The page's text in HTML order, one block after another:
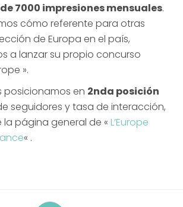
7000 impresiones mensuales.
cómo referente para otras
de Europa en el país,
a lanzar su propio concurso
».
posicionamos en 2nda posición
seguidores y tasa de interacción,
página general de « L’Europe
« .